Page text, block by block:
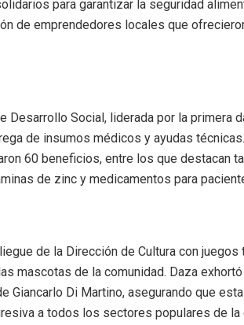
para garantizar la seguridad
de emprendedores locales que
Desarrollo Social, liderada por la primera
de insumos médicos y ayudas
60 beneficios, entre los que destacan
de zinc y medicamentos para
de la Dirección de Cultura con
mascotas de la comunidad. Daza
Giancarlo Di Martino, asegurando que
a todos los sectores populares de la